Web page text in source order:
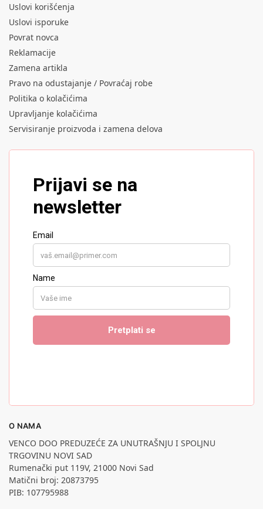
Uslovi korišćenja
Uslovi isporuke
Povrat novca
Reklamacije
Zamena artikla
Pravo na odustajanje / Povraćaj robe
Politika o kolačićima
Upravljanje kolačićima
Servisiranje proizvoda i zamena delova
O NAMA
VENCO DOO PREDUZEĆE ZA UNUTRAŠNJU I SPOLJNU
TRGOVINU NOVI SAD
Rumenački put 119V, 21000 Novi Sad
Matični broj: 20873795
PIB: 107795988